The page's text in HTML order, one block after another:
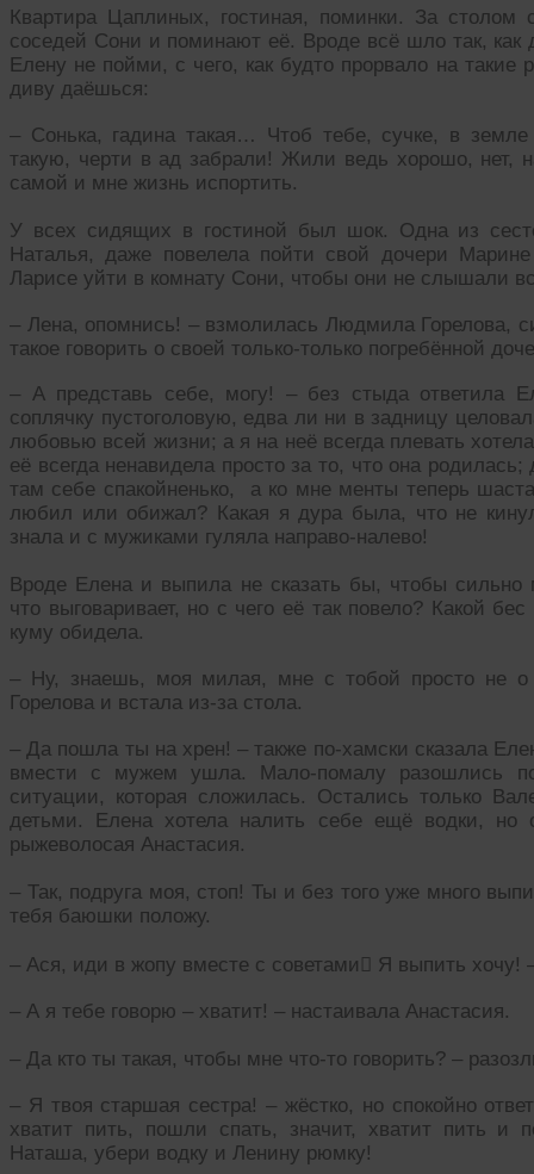
Квартира Цаплиных, гостиная, поминки. За
соседей Сони и поминают её. Вроде всё шло так,
Елену не пойми, с чего, как будто прорвало на такие
диву даёшься:
– Сонька, гадина такая… Чтоб тебе, сучке, в
такую, черти в ад забрали! Жили ведь хорошо, нет,
самой и мне жизнь испортить.
У всех сидящих в гостиной был шок. Одна из
Наталья, даже повелела пойти свой дочери
Ларисе уйти в комнату Сони, чтобы они не слышали
– Лена, опомнись! – взмолилась Людмила Горелова,
такое говорить о своей только-только погребённой
– А представь себе, могу! – без стыда ответила
соплячку пустоголовую, едва ли ни в задницу
любовью всей жизни; а я на неё всегда плевать
её всегда ненавидела просто за то, что она
там себе спакойненько, а ко мне менты теперь
любил или обижал? Какая я дура была, что не
знала и с мужиками гуляла направо-налево!
Вроде Елена и выпила не сказать бы, чтобы
что выговаривает, но с чего её так повело? Какой
куму обидела.
– Ну, знаешь, моя милая, мне с тобой просто не о
Горелова и встала из-за стола.
– Да пошла ты на хрен! – также по-хамски сказала
вмести с мужем ушла. Мало-помалу разошлись
ситуации, которая сложилась. Остались только
детьми. Елена хотела налить себе ещё водки, но
рыжеволосая Анастасия.
– Так, подруга моя, стоп! Ты и без того уже много
тебя баюшки положу.
– Ася, иди в жопу вместе с советами Я выпить хочу!
– А я тебе говорю – хватит! – настаивала Анастасия.
– Да кто ты такая, чтобы мне что-то говорить? –
– Я твоя старшая сестра! – жёстко, но спокойно
хватит пить, пошли спать, значит, хватит пить
Наташа, убери водку и Ленину рюмку!